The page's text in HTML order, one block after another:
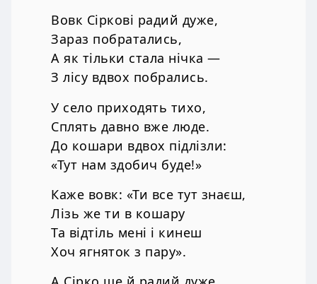
Вовк Сіркові радий дуже,
Зараз побратались,
А як тільки стала нічка —
З лісу вдвох побрались.
У село приходять тихо,
Сплять давно вже люде.
До кошари вдвох підлізли:
«Тут нам здобич буде!»
Каже вовк: «Ти все тут знаєш,
Лізь же ти в кошару
Та відтіль мені і кинеш
Хоч ягняток з пару».